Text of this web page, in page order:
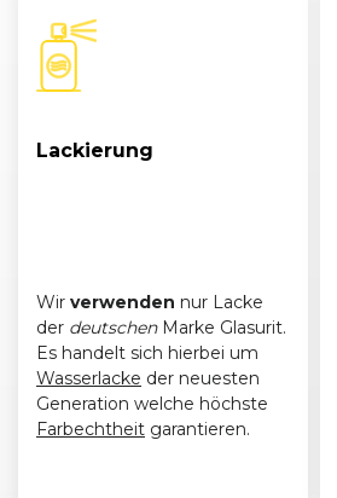
Lackierung
Wir verwenden nur Lacke
der deutschenMarke Glasurit.
Es handelt sich hierbei um
Wasserlacke der neuesten
Generation welche höchste
Farbechtheit garantieren.